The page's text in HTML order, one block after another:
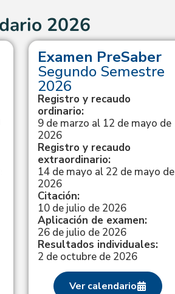
2026
Examen PreSaber
Segundo Semestre
2026
Registro y recaudo
ordinario:
9 de marzo al 12 de mayo de
2026
Registro y recaudo
extraordinario:
14 de mayo al 22 de mayo de
2026
Citación:
10 de julio de 2026
Aplicación de examen:
26 de julio de 2026
Resultados individuales:
2 de octubre de 2026
Ver calendario